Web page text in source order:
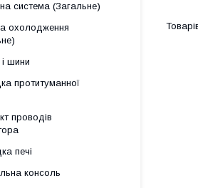
система (Загальне)
охолодження
шини
протитуманної
проводів
печі
консоль